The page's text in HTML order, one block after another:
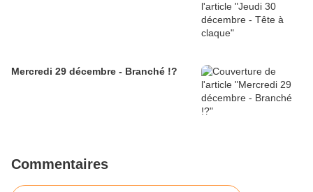
Mercredi 29 décembre - Branché !?
Commentaires